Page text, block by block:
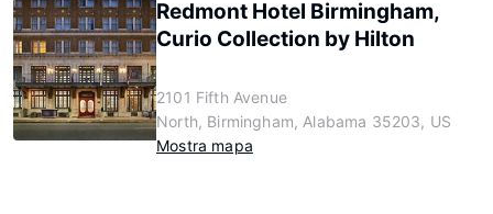
Redmont Hotel Birmingham,
Curio Collection by Hilton
2101 Fifth Avenue
North, Birmingham, Alabama 35203, US
Mostra mapa